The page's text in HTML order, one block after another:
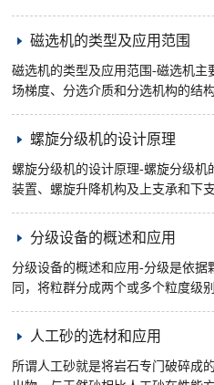
别作业，包括重选、浮选、电选、
业， ......
磁选机的类型及应用范围
磁选机的类型及应用范围-磁选机主
场梯度、分选介质和分选机构的结
螺旋分级机的设计原理
螺旋分级机的设计原理-螺旋分级机
装置、螺旋升降机构及上支承和下
侧壁的给矿口给入，细颗粒被近似
流， ......
分级设备的概述和应用
分级设备的概述和应用-分级是依据
同，将粒群分成两个或多个粒度级
人工砂的选材和应用
所谓人工砂就是将岩石专门破碎成